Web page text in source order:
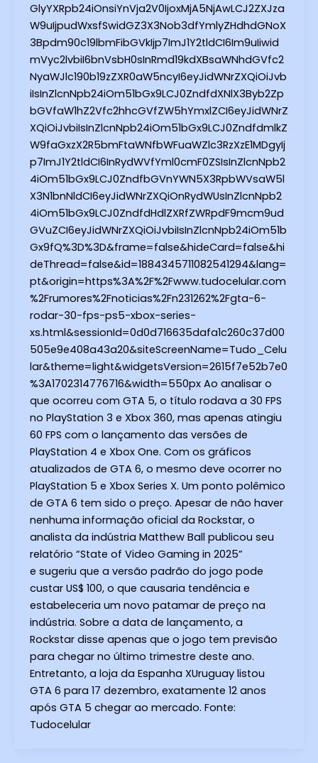
GlyYXRpb24iOnsiYnVja2V0IjoxMjA5NjAwLCJ2ZXJza
W9uIjpudWxsfSwidGZ3X3Nob3dfYmlyZHdhdGNoX
3Bpdm90c19lbmFibGVkIjp7ImJ1Y2tldCI6Im9uIiwid
mVyc2lvbiI6bnVsbH0sInRmd19kdXBsaWNhdGVfc2
NyaWJlc190b19zZXR0aW5ncyI6eyJidWNrZXQiOiJvb
iIsInZlcnNpb24iOm51bGx9LCJ0ZndfdXNlX3Byb2Zp
bGVfaW1hZ2Vfc2hhcGVfZW5hYmxlZCI6eyJidWNrZ
XQiOiJvbiIsInZlcnNpb24iOm51bGx9LCJ0ZndfdmlkZ
W9faGxzX2R5bmFtaWNfbWFuaWZlc3RzXzE1MDgyIj
p7ImJ1Y2tldCI6InRydWVfYml0cmF0ZSIsInZlcnNpb2
4iOm51bGx9LCJ0ZndfbGVnYWN5X3RpbWVsaW5l
X3N1bnNldCI6eyJidWNrZXQiOnRydWUsInZlcnNpb2
4iOm51bGx9LCJ0ZndfdHdlZXRfZWRpdF9mcm9ud
GVuZCI6eyJidWNrZXQiOiJvbiIsInZlcnNpb24iOm51b
Gx9fQ%3D%3D&frame=false&hideCard=false&hi
deThread=false&id=1884345711082541294&lang=
pt&origin=https%3A%2F%2Fwww.tudocelular.com
%2Frumores%2Fnoticias%2Fn231262%2Fgta-6-
rodar-30-fps-ps5-xbox-series-
xs.html&sessionId=0d0d716635dafa1c260c37d00
505e9e408a43a20&siteScreenName=Tudo_Celu
lar&theme=light&widgetsVersion=2615f7e52b7e0
%3A1702314776716&width=550px Ao analisar o
que ocorreu com GTA 5, o título rodava a 30 FPS
no PlayStation 3 e Xbox 360, mas apenas atingiu
60 FPS com o lançamento das versões de
PlayStation 4 e Xbox One. Com os gráficos
atualizados de GTA 6, o mesmo deve ocorrer no
PlayStation 5 e Xbox Series X. Um ponto polêmico
de GTA 6 tem sido o preço. Apesar de não haver
nenhuma informação oficial da Rockstar, o
analista da indústria Matthew Ball publicou seu
relatório “State of Video Gaming in 2025”
e sugeriu que a versão padrão do jogo pode
custar US$ 100, o que causaria tendência e
estabeleceria um novo patamar de preço na
indústria. Sobre a data de lançamento, a
Rockstar disse apenas que o jogo tem previsão
para chegar no último trimestre deste ano.
Entretanto, a loja da Espanha XUruguay listou
GTA 6 para 17 dezembro, exatamente 12 anos
após GTA 5 chegar ao mercado. Fonte:
Tudocelular